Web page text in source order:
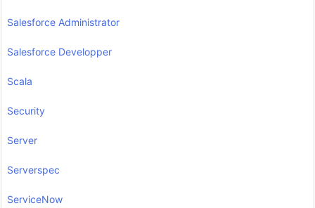
Salesforce Administrator
Salesforce Developper
Scala
Security
Server
Serverspec
ServiceNow